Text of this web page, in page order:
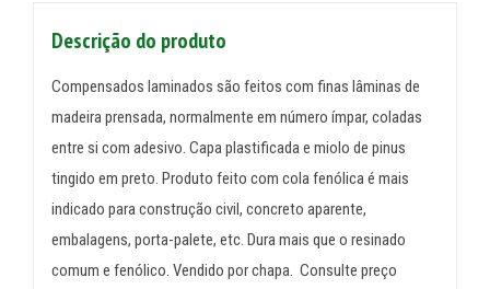
Descrição do produto
Compensados laminados são feitos com finas lâminas de
madeira prensada, normalmente em número ímpar, coladas
entre si com adesivo. Capa plastificada e miolo de pinus
tingido em preto. Produto feito com cola fenólica é mais
indicado para construção civil, concreto aparente,
embalagens, porta-palete, etc. Dura mais que o resinado
comum e fenólico. Vendido por chapa. Consulte preço